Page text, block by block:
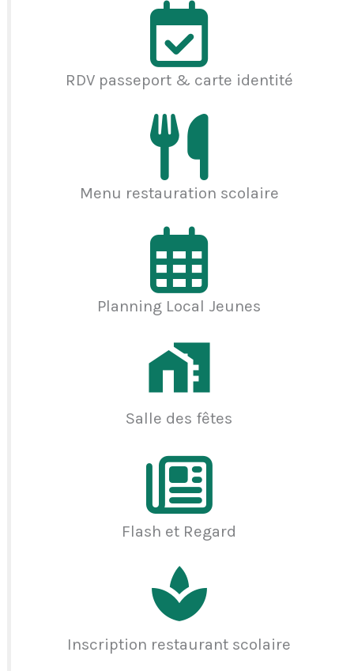
RDV passeport & carte identité
Menu restauration scolaire
Planning Local Jeunes
Salle des fêtes
Flash et Regard
Inscription restaurant scolaire